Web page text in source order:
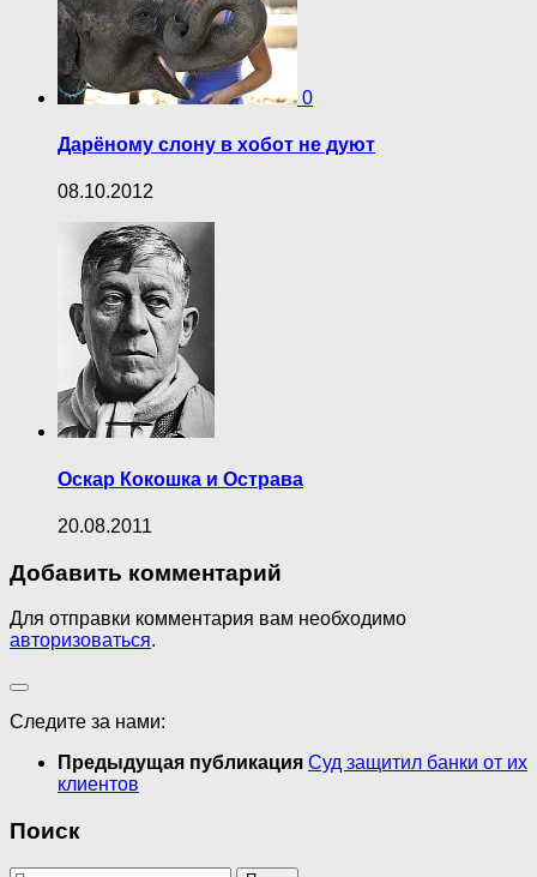
0
Дарёному слону в хобот не дуют
08.10.2012
Оскар Кокошка и Острава
20.08.2011
Добавить комментарий
Для отправки комментария вам необходимо
авторизоваться.
Следите за нами:
Предыдущая публикация Суд защитил банки от их
клиентов
Поиск